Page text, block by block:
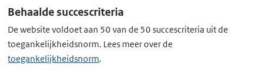
Behaalde succescriteria
De website voldoet aan 50 van de 50 succescriteria uit de
toegankelijkheidsnorm. Lees meer over de
toegankelijkheidsnorm.